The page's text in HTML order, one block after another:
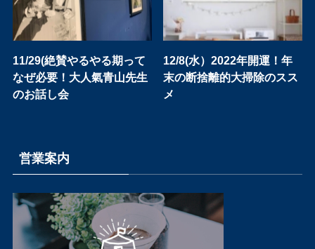
11/29(絶賛やるやる期って
なぜ必要！大人氣青山先生
のお話し会
12/8(水）2022年開運！年
末の断捨離的大掃除のスス
メ
営業案内